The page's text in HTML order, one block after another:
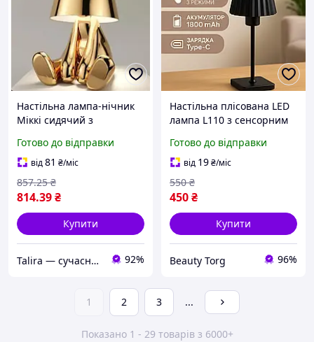
Настільна лампа-нічник
Міккі сидячий з
магнітним кріпленням
Нове!
Готово до відправки
від81 ₴/міс
814.39₴
857.25 ₴
Купити
Talira — сучасний онлайн-магазин. Відправка Новою Поштою по Україні. 92%
Настільна плісована LED
лампа L110 з сенсорним
акумулятором 1800 mAh
Готово до відправки
від 19₴/міс
450₴
550 ₴
Купити
Beauty Torg 96%
1 2 3 ...
Показано 1 - 29 товарів з 6000+